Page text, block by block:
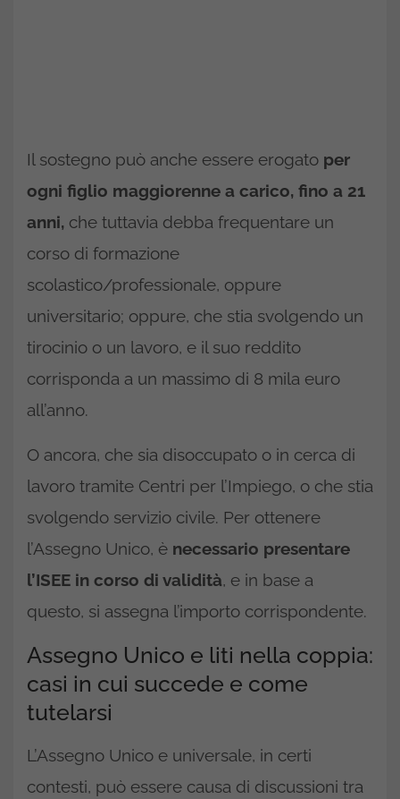
Il sostegno può anche essere erogato per
ogni figlio maggiorenne a carico, fino a 21
anni, che tuttavia debba frequentare un
corso di formazione
scolastico/professionale, oppure
universitario; oppure, che stia svolgendo un
tirocinio o un lavoro, e il suo reddito
corrisponda a un massimo di 8 mila euro
all’anno.
O ancora, che sia disoccupato o in cerca di
lavoro tramite Centri per l’Impiego, o che stia
svolgendo servizio civile. Per ottenere
l’Assegno Unico, è necessario presentare
l’ISEE in corso di validità, e in base a
questo, si assegna l’importo corrispondente.
Assegno Unico e liti nella coppia:
casi in cui succede e come
tutelarsi
L’Assegno Unico e universale, in certi
contesti, può essere causa di discussioni tra